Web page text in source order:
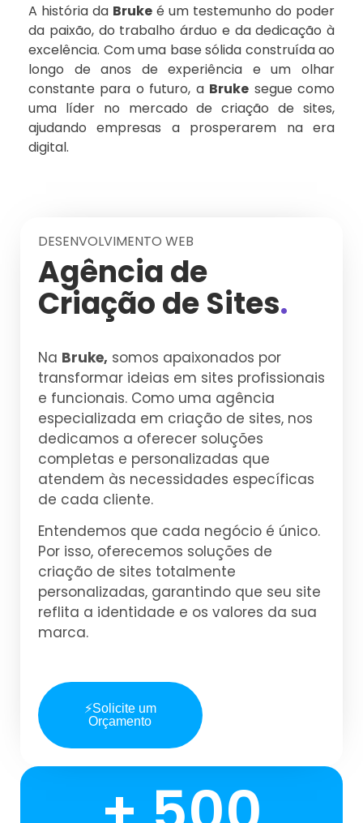
A história da Bruke é um testemunho do poder
da paixão, do trabalho árduo e da dedicação à
excelência. Com uma base sólida construída ao
longo de anos de experiência e um olhar
constante para o futuro, a Bruke segue como
uma líder no mercado de criação de sites,
ajudando empresas a prosperarem na era
digital.
DESENVOLVIMENTO WEB
Agência de
Criação de Sites.
Na Bruke, somos apaixonados por
transformar ideias em sites profissionais
e funcionais. Como uma agência
especializada em criação de sites, nos
dedicamos a oferecer soluções
completas e personalizadas que
atendem às necessidades específicas
de cada cliente.
Entendemos que cada negócio é único.
Por isso, oferecemos soluções de
criação de sites totalmente
personalizadas, garantindo que seu site
reflita a identidade e os valores da sua
marca.
⚡Solicite um
Orçamento